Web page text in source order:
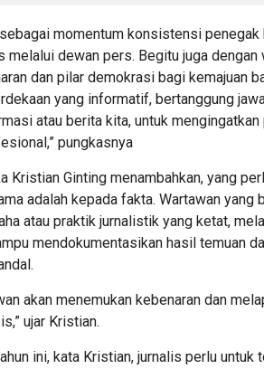
momentum konsistensi penegak
dewan pers. Begitu juga dengan
dan pilar demokrasi bagi kemajuan
yang informatif, bertanggung
atau berita kita, untuk mengingatkan
pungkasnya
Kristian Ginting menambahkan, yang
adalah kepada fakta. Wartawan yang
atau praktik jurnalistik yang ketat,
mendokumentasikan hasil temuan
akan menemukan kebenaran dan
ujar Kristian.
ini, kata Kristian, jurnalis perlu untuk